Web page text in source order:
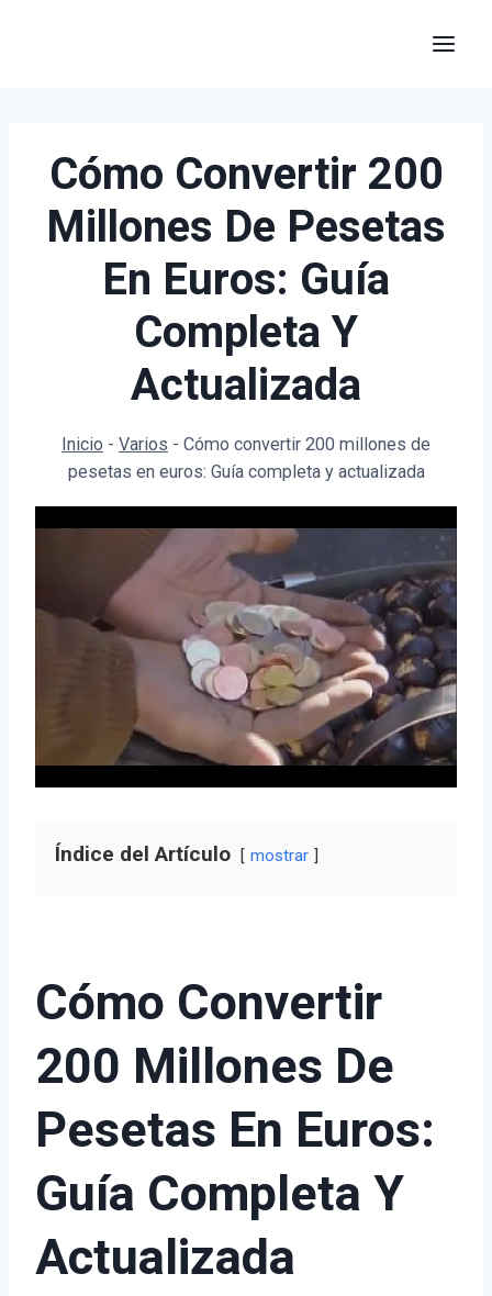
Cómo Convertir 200
Millones De Pesetas
En Euros: Guía
Completa Y
Actualizada
Inicio - Varios - Cómo convertir 200 millones de
pesetas en euros: Guía completa y actualizada
Índice del Artículo mostrar
Cómo Convertir
200 Millones De
Pesetas En Euros:
Guía Completa Y
Actualizada